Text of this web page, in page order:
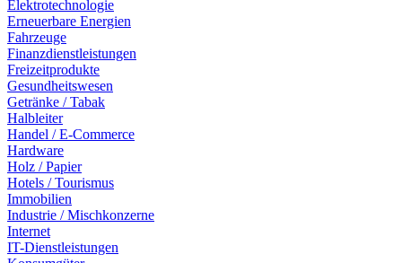
Elektrotechnologie
Erneuerbare Energien
Fahrzeuge
Finanzdienstleistungen
Freizeitprodukte
Gesundheitswesen
Getränke / Tabak
Halbleiter
Handel / E-Commerce
Hardware
Holz / Papier
Hotels / Tourismus
Immobilien
Industrie / Mischkonzerne
Internet
IT-Dienstleistungen